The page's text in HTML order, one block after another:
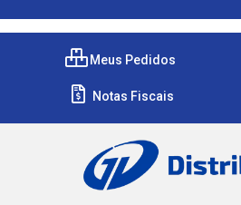
Meus Pedidos
Notas Fiscais